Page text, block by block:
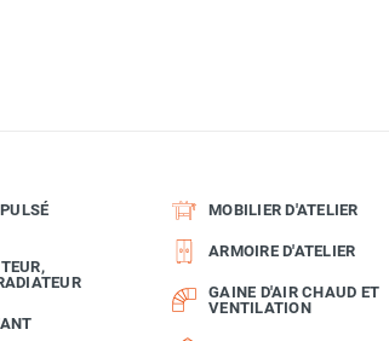
MOBILIER D'ATELIER
ARMOIRE D'ATELIER
GAINE D'AIR CHAUD ET
VENTILATION